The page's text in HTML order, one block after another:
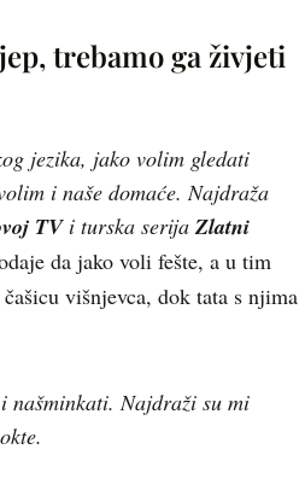
trebamo ga živjeti
jezika, jako volim gledati
i naše domaće. Najdraža
TVi turska serijaZlatni
da jako voli fešte, a u tim
višnjevca, dok tata s njima
našminkati. Najdraži su mi